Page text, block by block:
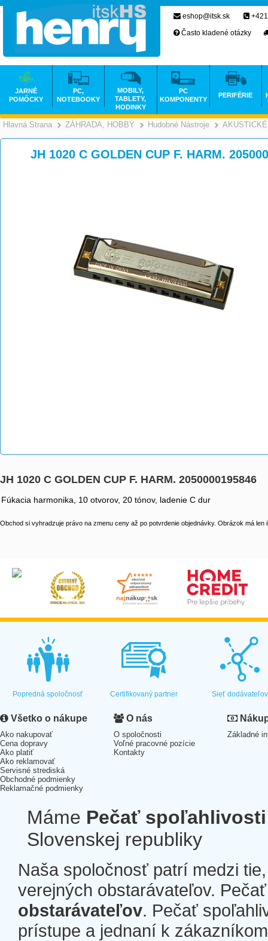
Hlavná Strana >
ZÁHRADA, HOBBY >
Hudobné Nástroje
JH 1020 C GOLDEN CUP F. HARM.
JH 1020 C GOLDEN CUP F. HARM. 2050000195846
Fúkacia harmonika, 10 otvorov, 20 tónov, ladenie C dur
Obchod si vyhradzuje právo na zmenu ceny až po potvrdenie objednávky. Obrázok má len
eshop@itsk.sk
Často kladené otázky
JARNÉ
POMÔCKY
PC,
NOTEBOOKY
MOBILY,
TABLETY,
HODINKY
PC
KOMPONENTY
PERIFÉRIE
Popredná spoločnosť Certifikovaný partner Sieť dodávateľov
Všetko o nákupe
Ako nakupovať
Cena dopravy
Ako platiť
Ako reklamovať
Servisné strediská
Obchodné podmienky
Reklamačné podmienky
O nás
O spoločnosti
Voľné pracovné pozície
Kontakty
Základné
Máme Pečať spoľahlivosti
Slovenskej republiky
Naša spoločnosť patrí medzi
verejných obstarávateľov.
obstarávateľov. Pečať
prístupe a jednaní k